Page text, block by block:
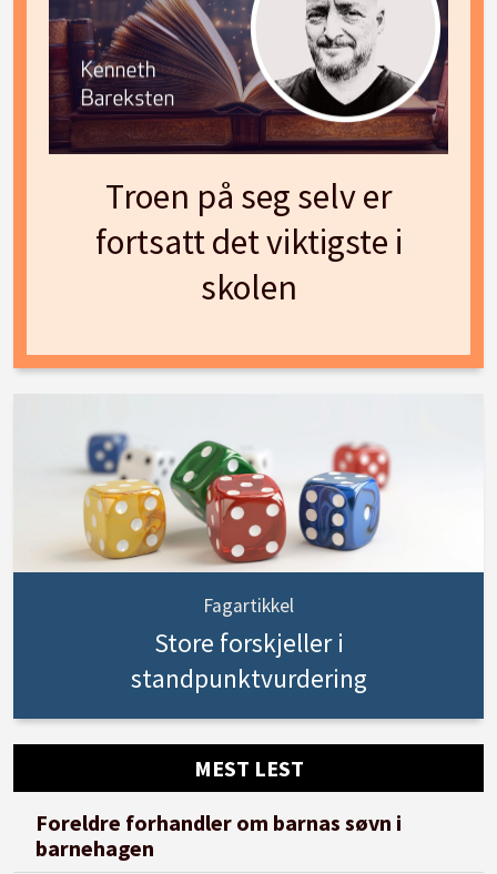
Troen på seg selv er
fortsatt det viktigste i
skolen
Fagartikkel
Store forskjeller i
standpunktvurdering
MEST LEST
Foreldre forhandler om barnas søvn i
barnehagen